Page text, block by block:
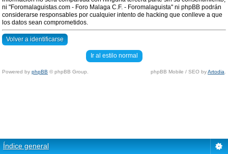
ni "Foromalaguistas.com - Foro Malaga C.F. - Foromalaguista" ni phpBB podrán
considerarse responsables por cualquier intento de hacking que conlleve a que
los datos sean comprometidos.
Volver a identificarse
Ir al estilo normal
Powered by phpBB © phpBB Group. phpBB Mobile / SEO byArtodia
Índice general